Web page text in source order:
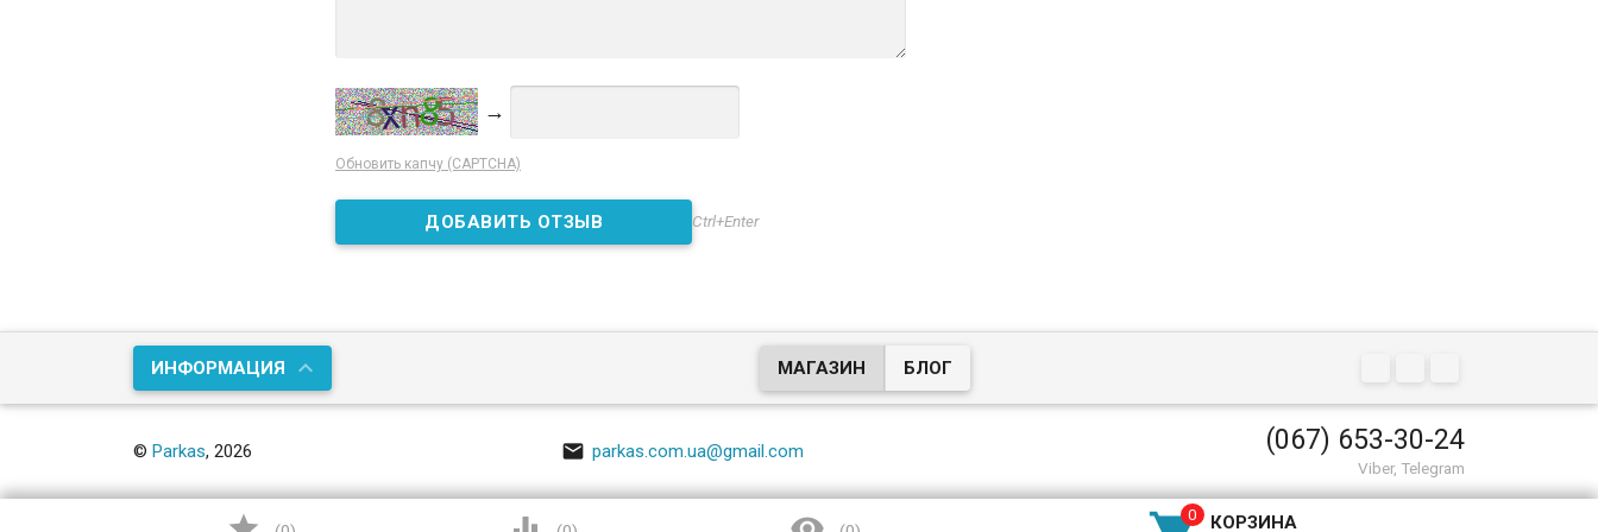
→
Обновить капчу (CAPTCHA)
Ctrl+Enter
ИНФОРМАЦИЯ МАГАЗИН БЛОГ
©Parkas, 2026  parkas.com.ua@gmail.com (067) 653-30-24
Viber, Telegram
КОРЗИНА